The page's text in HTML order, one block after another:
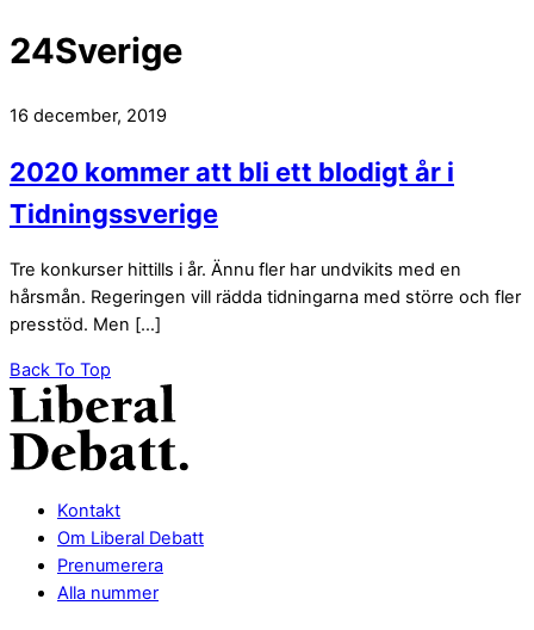
24Sverige
16 december, 2019
2020 kommer att bli ett blodigt år i
Tidningssverige
Tre konkurser hittills i år. Ännu fler har undvikits med en
hårsmån. Regeringen vill rädda tidningarna med större och fler
presstöd. Men […]
Back To Top
Kontakt
Om Liberal Debatt
Prenumerera
Alla nummer